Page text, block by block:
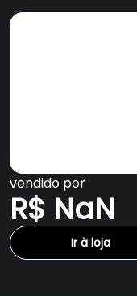
vendido por
R$ NaN
Ir à loja